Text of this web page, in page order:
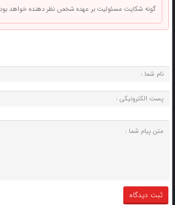
گونه شکایت مسئولیت بر عهده شخص نظر دهنده خواهد بود.